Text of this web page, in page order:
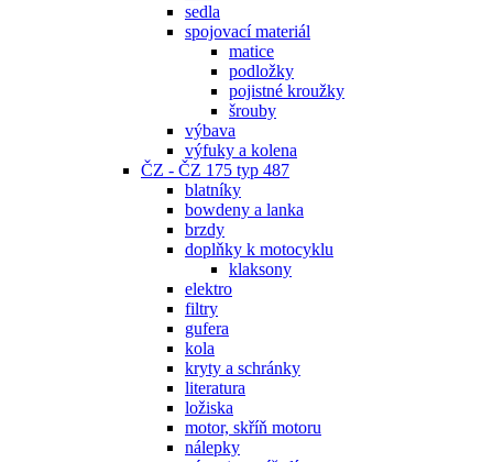
sedla
spojovací materiál
matice
podložky
pojistné kroužky
šrouby
výbava
výfuky a kolena
ČZ - ČZ 175 typ 487
blatníky
bowdeny a lanka
brzdy
doplňky k motocyklu
klaksony
elektro
filtry
gufera
kola
kryty a schránky
literatura
ložiska
motor, skříň motoru
nálepky